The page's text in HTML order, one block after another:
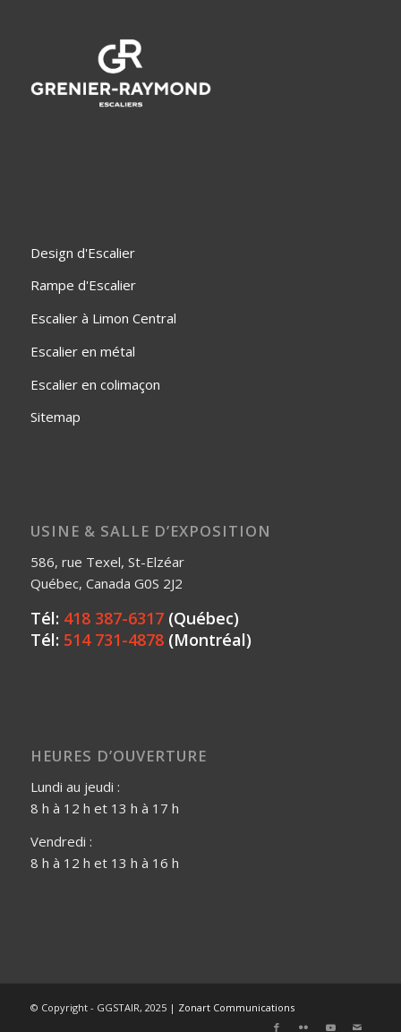
Design d'Escalier
Rampe d'Escalier
Escalier à Limon Central
Escalier en métal
Escalier en colimaçon
Sitemap
USINE & SALLE D’EXPOSITION
586, rue Texel, St-Elzéar
Québec, Canada G0S 2J2
Tél: 418 387-6317(Québec)
Tél: 514 731-4878(Montréal)
HEURES D’OUVERTURE
Lundi au jeudi :
8 h à 12 h et 13 h à 17 h
Vendredi :
8 h à 12 h et 13 h à 16 h
© Copyright - GGSTAIR, 2025 | Zonart Communications